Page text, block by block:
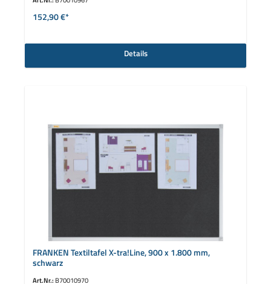
152,90 €*
Details
FRANKEN Textiltafel X-tra!Line, 900 x 1.800 mm,
schwarz
Art.Nr.: B70010970